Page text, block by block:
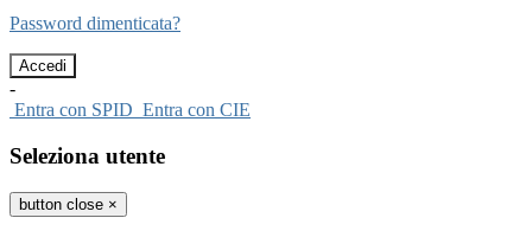
Password dimenticata?
-
Entra con SPID Entra con CIE
Seleziona utente
button close ×